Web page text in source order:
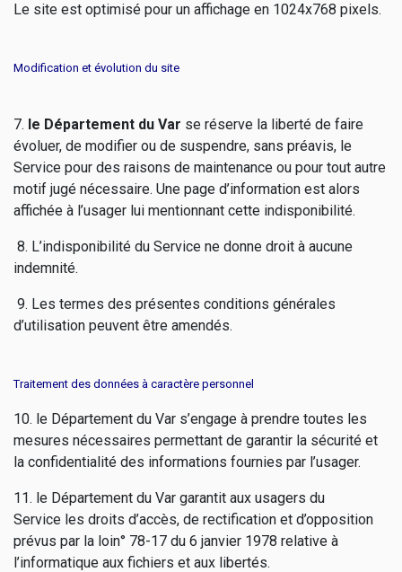
Le site est optimisé pour un affichage en 1024x768 pixels.
Modification et évolution du site
7. le Département du Var se réserve la liberté de faire
évoluer, de modifier ou de suspendre, sans préavis, le
Service pour des raisons de maintenance ou pour tout autre
motif jugé nécessaire. Une page d’information est alors
affichée à l’usager lui mentionnant cette indisponibilité.
8. L’indisponibilité du Service ne donne droit à aucune
indemnité.
9. Les termes des présentes conditions générales
d’utilisation peuvent être amendés.
Traitement des données à caractère personnel
10. le Département du Var s’engage à prendre toutes les
mesures nécessaires permettant de garantir la sécurité et
la confidentialité des informations fournies par l’usager.
11. le Département du Var garantit aux usagers du
Service les droits d’accès, de rectification et d’opposition
prévus par la loin° 78-17 du 6 janvier 1978 relative à
l’informatique aux fichiers et aux libertés.